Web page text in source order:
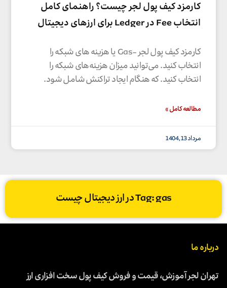
کارمزد کیف پول لجر چیست؟ راهنمای کامل
انتخاب Fee در Ledger برای ارزهای دیجیتال
کارمزد کیف پول لجر -Gas یا هزینه های شبکه را
انتخاب کنید. می‌توانید میزان هزینه‌های شبکه را
انتخاب کنید. که هنگام ایجاد تراکنش شامل شود.
مطالعه کامل »
مرداد 13, 1404
Tag: gas در ارز دیجیتال چیست
درباره ما
تهران لجر آموزش، قیمت و فروش کیف پول سخت افزاری ارز